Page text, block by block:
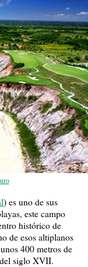
) es uno de sus
este campo
histórico de
de esos altiplanos
400 metros de
siglo XVII.